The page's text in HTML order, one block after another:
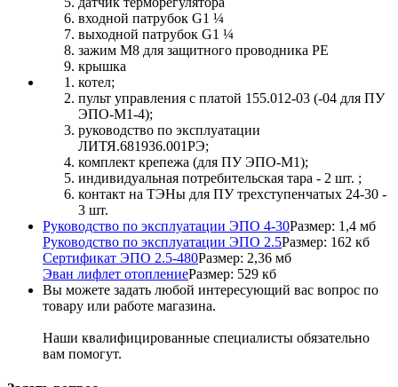
входной патрубок G1 ¼
выходной патрубок G1 ¼
зажим М8 для защитного проводника РЕ
крышка
котел;
пульт управления с платой 155.012-03 (-04 для ПУ
ЭПО-М1-4);
руководство по эксплуатации
ЛИТЯ.681936.001РЭ;
комплект крепежа (для ПУ ЭПО-М1);
индивидуальная потребительская тара - 2 шт. ;
контакт на ТЭНы для ПУ трехступенчатых 24-30 -
3 шт.
Руководство по эксплуатации ЭПО 4-30Размер: 1,4 мб
Руководство по эксплуатации ЭПО 2.5Размер: 162 кб
Сертификат ЭПО 2.5-480Размер: 2,36 мб
Эван лифлет отоплениеРазмер: 529 кб
Вы можете задать любой интересующий вас вопрос по
товару или работе магазина.
Наши квалифицированные специалисты обязательно
вам помогут.